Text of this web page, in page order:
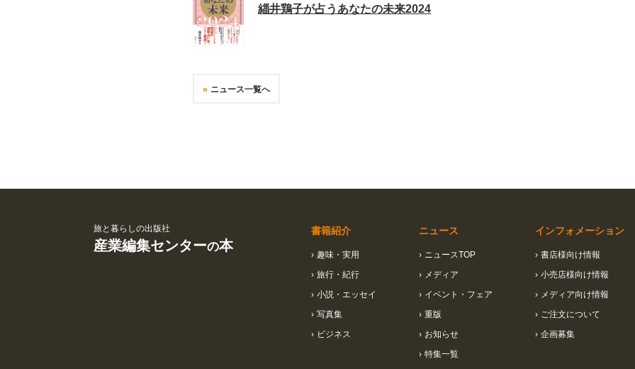
緇井鶏子が占うあなたの未来2024
ニュース一覧へ
旅と暮らしの出版社
産業編集センターの本
書籍紹介
› 趣味・実用
› 旅行・紀行
› 小説・エッセイ
› 写真集
› ビジネス
ニュース
› ニュースTOP
› メディア
› イベント・フェア
› 重版
› お知らせ
› 特集一覧
インフォメーション
› 書店様向け情報
› 小売店様向け情報
› メディア向け情報
› ご注文について
› 企画募集